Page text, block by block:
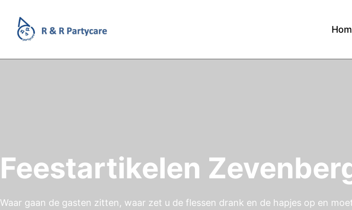
Feestartikelen
Waar gaan de gasten zitten, waar zet u de flessen drank en de hapjes op en